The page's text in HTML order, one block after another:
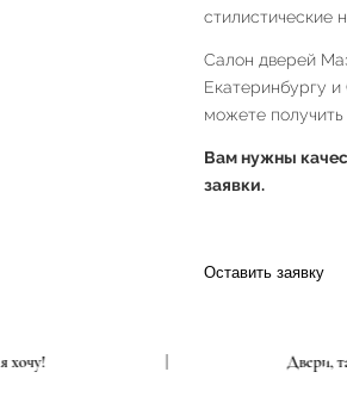
стилистические
Салон дверей
Екатеринбургу
можете получить
Вам нужны
заявки.
Оставить заявку
я хочу!